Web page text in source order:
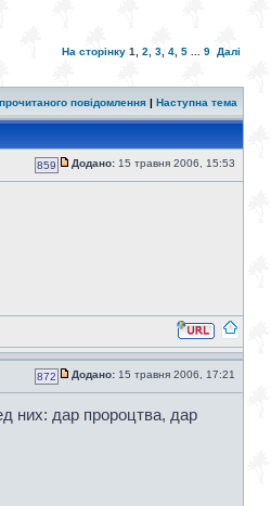
На сторінку 1 2 3 4 5 9 Далі
повідомлення | Наступна тема
859 Додано: 15 травня 2006, 15:53
872 Додано: 15 травня 2006, 17:21
них: дар пророцтва, дар